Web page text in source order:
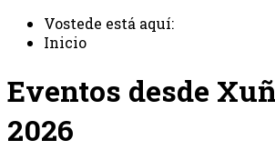
Vostede está aquí:
Inicio
Eventos desde
2026